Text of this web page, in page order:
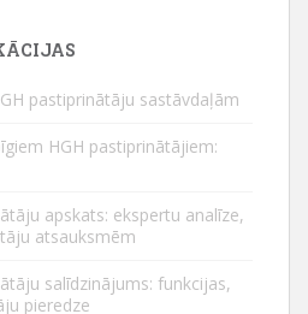
pastiprinātāju sastāvdaļām
HGH pastiprinātājiem:
apskats: ekspertu analīze,
atsauksmēm
salīdzinājums: funkcijas,
pieredze